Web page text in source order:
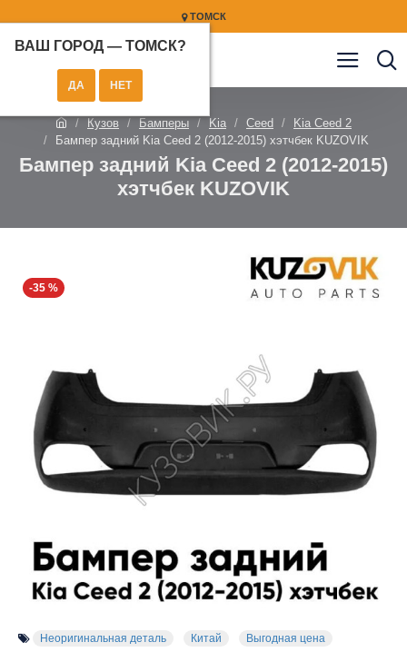
ТОМСК
ВАШ ГОРОД — ТОМСК?
Кузов Бамперы Kia Ceed
Kia Ceed 2
Бампер задний Kia Ceed 2 (2012-2015) хэтчбек KUZOVIK
Бампер задний Kia Ceed 2 (2012-2015)
хэтчбек KUZOVIK
-35 %
Неоригинальная деталь Китай Выгодная цена